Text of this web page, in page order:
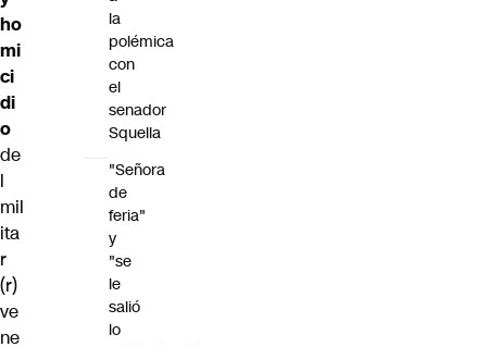
ho
mi
ci
di
o
de
l
mil
ita
r
(r)
ve
ne
la
polémica
con
el
senador
Squella
"Señora
de
feria"
y
"se
le
salió
lo